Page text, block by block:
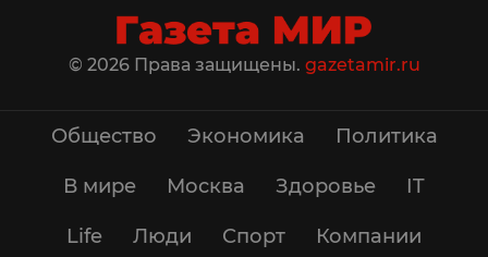
© 2026 Права защищены. gazetamir.ru
Общество Экономика Политика
В мире Москва Здоровье IT
Life Люди Спорт Компании